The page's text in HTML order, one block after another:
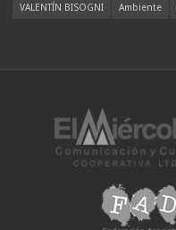
VALENTÍN BISOGNI
Ambiente